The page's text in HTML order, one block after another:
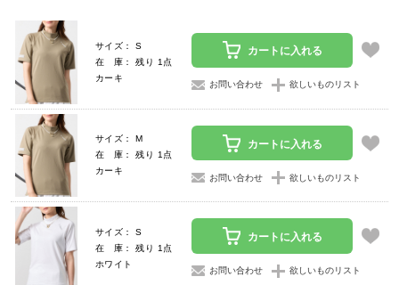
サイズ： S
在 庫： 残り 1点
カーキ
カートに入れる
お問い合わせ 欲しいものリスト
サイズ： M
在 庫： 残り 1点
カーキ
カートに入れる
お問い合わせ 欲しいものリスト
サイズ： S
在 庫： 残り 1点
ホワイト
カートに入れる
お問い合わせ 欲しいものリスト